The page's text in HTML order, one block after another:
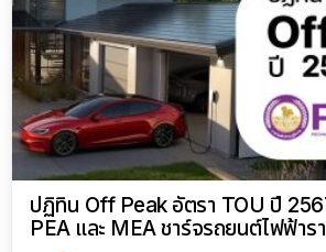
ปฏิทิน Off Peak อัตรา TOU ปี
PEA และ MEA ชาร์จรถยนต์ไฟฟ้าร